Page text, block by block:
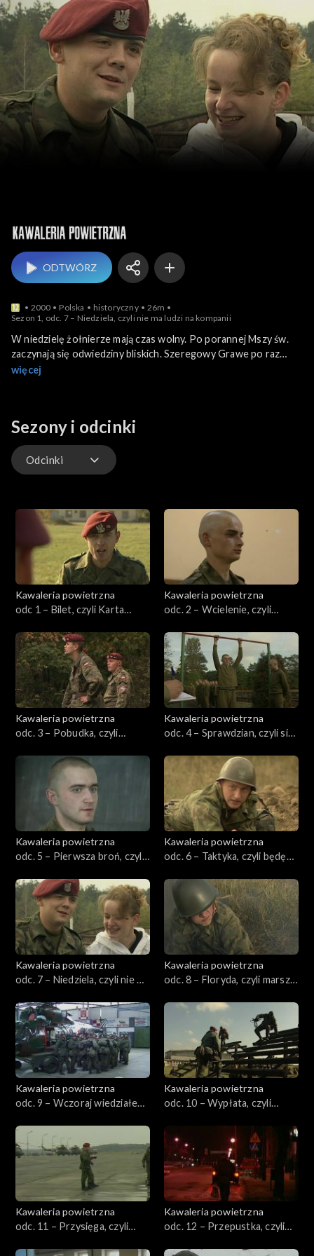
Kawaleria powietrzna
ODTWÓRZ
2000 Polska historyczny
26m
Sezon 1, odc. 7 – Niedziela, czyli nie ma ludzi na kompanii
W niedzielę żołnierze mają czas wolny. Po porannej Mszy św.
zaczynają się odwiedziny bliskich. Szeregowy Grawe po raz
pierwszy uśmiechnięty, opowiada o wojsku mamie. Szeregowiec
przyjechały rodziny, ćwiczą śpiewanie.
więcej
Sezony i odcinki
Odcinki
Kawaleria powietrzna
odc 1 – Bilet, czyli Karta
Kawaleria powietrzna
odc. 2 – Wcielenie, czyli
Kawaleria powietrzna
odc. 3 – Pobudka, czyli
Kawaleria powietrzna
odc. 4 – Sprawdzian, czyli siła
Kawaleria powietrzna
odc. 5 – Pierwsza broń, czyli
Kawaleria powietrzna
odc. 6 – Taktyka, czyli będę
Kawaleria powietrzna
odc. 7 – Niedziela, czyli nie ma
Kawaleria powietrzna
odc. 8 – Floryda, czyli marsz
Kawaleria powietrzna
odc. 9 – Wczoraj wiedziałem,
odpowiadam
Kawaleria powietrzna
odc. 10 – Wypłata, czyli
Kawaleria powietrzna
odc. 11 – Przysięga, czyli
Kawaleria powietrzna
odc. 12 – Przepustka, czyli